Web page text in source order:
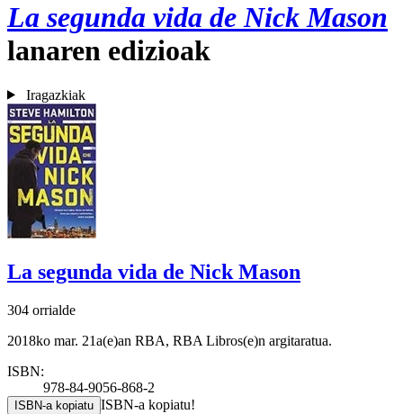
La segunda vida de Nick Mason
lanaren edizioak
Iragazkiak
La segunda vida de Nick Mason
304 orrialde
2018ko mar. 21a(e)an RBA, RBA Libros(e)n argitaratua.
ISBN:
978-84-9056-868-2
ISBN-a kopiatu ISBN-a kopiatu!